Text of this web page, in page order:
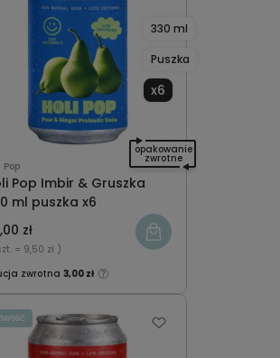
Pop
Pop Imbir & Gruszka
ml puszka x6
330 ml
Puszka
x6
zł
= 9,50 zł )
zwrotna 3,00 zł
opakowanie
zwrotne